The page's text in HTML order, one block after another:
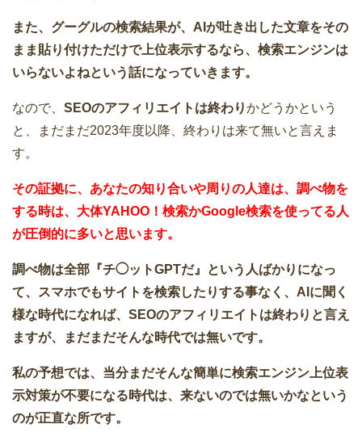
また、グーグルの検索結果が、AIが吐き出した文章をその
まま貼り付けただけで上位表示するなら、検索エンジンは
いらないよねという話になっていきます。
なので、 SEOのアフィリエイトは終わりかどうかという
と、まだまだ2023年度以降、終わりは来て無いと言えま
す。
その証拠に、あなたの知り合いや周りの人達は、調べ物を
する時は、大体YAHOO！検索かGoogle検索を使ってる人
が圧倒的に多いと思います。
調べ物は全部『チ◯ットGPTだ』という人ばかりになっ
て、スマホでもサイトを検索したりする事なく、AIに聞く
様な時代になれば、 SEOのアフィリエイトは終わり と言え
ますが、まだまだそんな時代では無いです。
私の予想では、当分まだそんな簡単に検索エンジン上位表
示対策が不要になる時代は、来ないのでは無いかなという
のが正直な所です。